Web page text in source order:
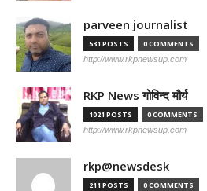
parveen journalist
531 POSTS 0 COMMENTS
http://www.rkpnewsup.com
RKP News गोविन्द मौर्य
1021 POSTS 0 COMMENTS
http://www.rkpnewsup.com
rkp@newsdesk
211 POSTS 0 COMMENTS